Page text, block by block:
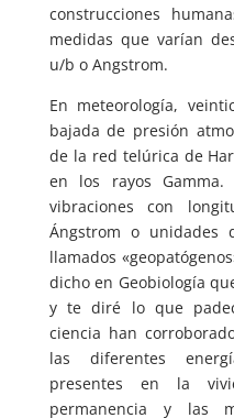
construcciones
medidas que varían
u/b o Angstrom.
En meteorología,
bajada de presión
de la red telúrica de
en los rayos
vibraciones con
Ángstrom o unidades
llamados
dicho en Geobiología
y te diré lo que
ciencia han
las diferentes
presentes en la
permanencia y las